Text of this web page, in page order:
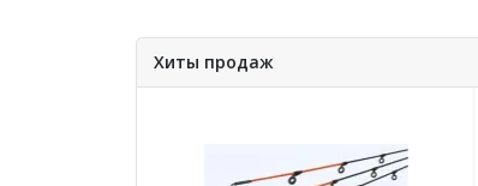
Хиты продаж